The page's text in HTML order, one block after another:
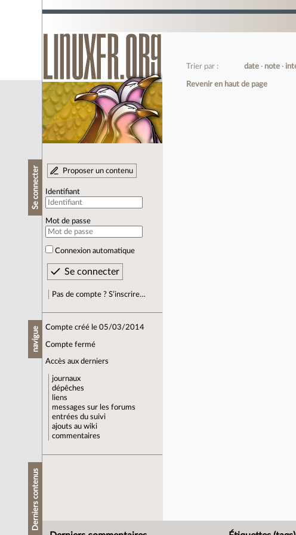
Se connecter Proposer un contenu
Identifiant
Mot de passe
Connexion automatique
Pas de compte ? S’inscrire…
navigue Compte créé le 05/03/2014
Compte fermé
Accès aux derniers
journaux
dépêches
liens
messages sur les forums
entrées du suivi
ajouts au wiki
commentaires
Derniers contenus
Trier par : date note
Revenir en haut de page